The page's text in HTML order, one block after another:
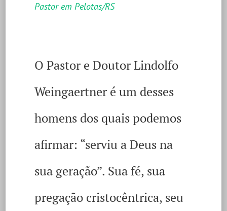
Pastor em Pelotas/RS
O Pastor e Doutor Lindolfo
Weingaertner é um desses
homens dos quais podemos
afirmar: “serviu a Deus na
sua geração”. Sua fé, sua
pregação cristocêntrica, seu